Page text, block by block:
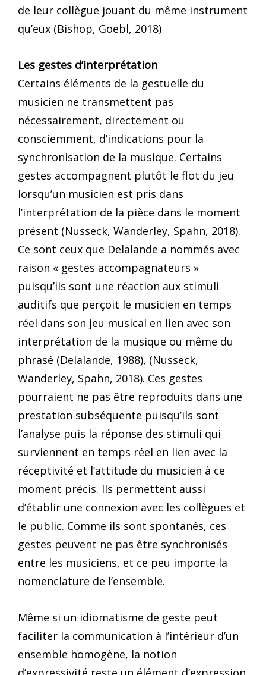
de leur collègue jouant du même instrument
qu’eux (Bishop, Goebl, 2018)
Les gestes d’interprétation
Certains éléments de la gestuelle du
musicien ne transmettent pas
nécessairement, directement ou
consciemment, d’indications pour la
synchronisation de la musique. Certains
gestes accompagnent plutôt le flot du jeu
lorsqu’un musicien est pris dans
l’interprétation de la pièce dans le moment
présent (Nusseck, Wanderley, Spahn, 2018).
Ce sont ceux que Delalande a nommés avec
raison « gestes accompagnateurs »
puisqu’ils sont une réaction aux stimuli
auditifs que perçoit le musicien en temps
réel dans son jeu musical en lien avec son
interprétation de la musique ou même du
phrasé (Delalande, 1988), (Nusseck,
Wanderley, Spahn, 2018). Ces gestes
pourraient ne pas être reproduits dans une
prestation subséquente puisqu’ils sont
l’analyse puis la réponse des stimuli qui
surviennent en temps réel en lien avec la
réceptivité et l’attitude du musicien à ce
moment précis. Ils permettent aussi
d’établir une connexion avec les collègues et
le public. Comme ils sont spontanés, ces
gestes peuvent ne pas être synchronisés
entre les musiciens, et ce peu importe la
nomenclature de l’ensemble.
Même si un idiomatisme de geste peut
faciliter la communication à l’intérieur d’un
ensemble homogène, la notion